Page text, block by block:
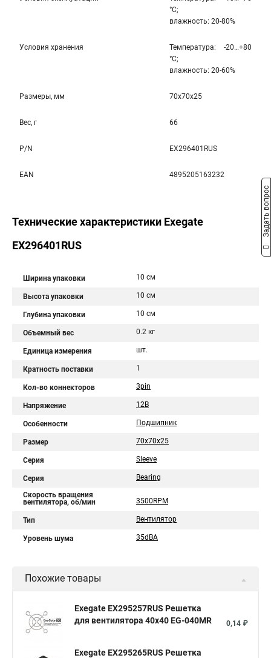
°С;
влажность: 20-80%
Условия хранения
Температура: -20…+80
°С;
влажность: 20-60%
Размеры, мм 70x70x25
Вес, г 66
P/N EX296401RUS
EAN 4895205163232
Технические характеристики Exegate
EX296401RUS
Ширина упаковки 10 см
Высота упаковки 10 см
Глубина упаковки 10 см
Объемный вес 0.2 кг
Единица измерения шт.
Кратность поставки 1
Кол-во коннекторов 3pin
Напряжение 12В
Особенности Подшипник
Размер 70x70x25
Серия Sleeve
Серия Bearing
Скорость вращения
вентилятора, об/мин
3500RPM
Тип Вентилятор
Уровень шума 35dBA
Похожие товары
Exegate EX295257RUS Решетка
для вентилятора 40x40 EG-040MR
0,14 ₽
Exegate EX295265RUS Решетка
Задать вопрос